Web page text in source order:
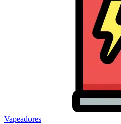
Vapeadores